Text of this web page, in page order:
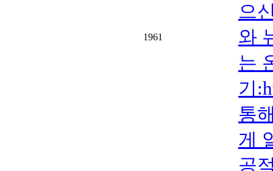
1961
으
와
는
기
통
게
공